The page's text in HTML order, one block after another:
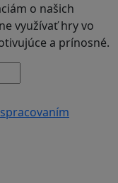
o našich
využívať hry vo
a prínosné.
spracovaním